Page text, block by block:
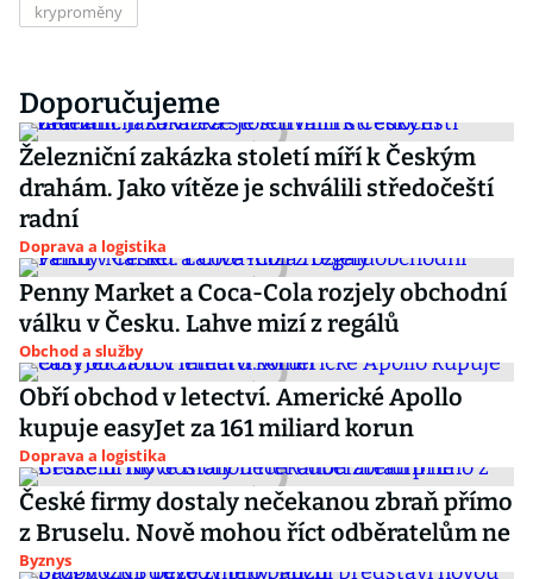
kryproměny
Doporučujeme
Železniční zakázka století míří k Českým
drahám. Jako vítěze je schválili středočeští
radní
Doprava a logistika
Penny Market a Coca-Cola rozjely obchodní
válku v Česku. Lahve mizí z regálů
Obchod a služby
Obří obchod v letectví. Americké Apollo
kupuje easyJet za 161 miliard korun
Doprava a logistika
České firmy dostaly nečekanou zbraň přímo
z Bruselu. Nově mohou říct odběratelům ne
Byznys